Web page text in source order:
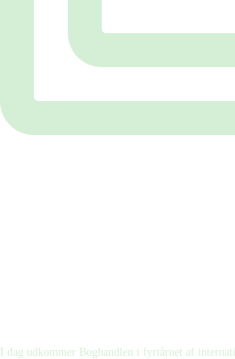
I dag udkommer Boghandlen i fyrtårnet af internati